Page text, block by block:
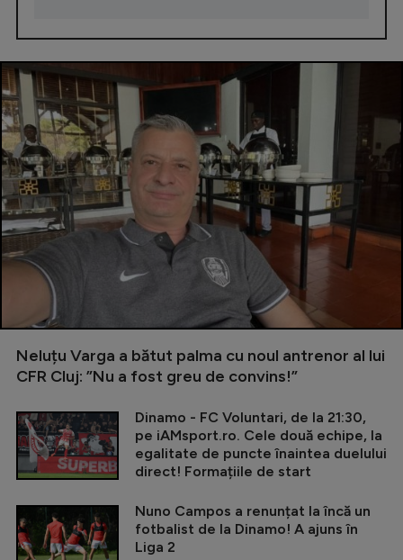
Neluțu Varga a bătut palma cu noul antrenor al lui
CFR Cluj: ”Nu a fost greu de convins!”
Dinamo - FC Voluntari, de la 21:30,
pe iAMsport.ro. Cele două echipe, la
egalitate de puncte înaintea duelului
direct! Formațiile de start
Nuno Campos a renunțat la încă un
fotbalist de la Dinamo! A ajuns în
Liga 2